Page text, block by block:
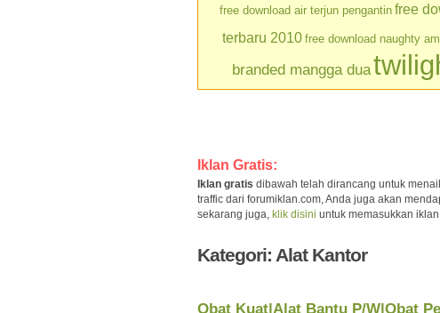
free download air terjun pengantin free
terbaru 2010 free download naughty
branded mangga dua
Iklan Gratis:
Iklan gratis dibawah telah dirancang untuk
traffic dari forumiklan.com, Anda juga akan
sekarang juga, klik disini untuk memasukkan
Kategori: Alat Kantor
Obat Kuat|Alat Bantu P/W|Obat